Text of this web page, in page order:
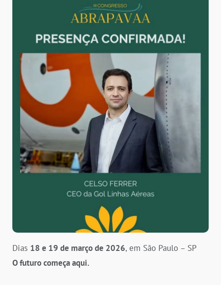
Dias 18 e 19 de março de 2026, em São Paulo – SP
O futuro começa aqui.